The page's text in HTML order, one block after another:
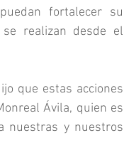
fortalecer su
realizan desde el
que estas acciones
Ávila, quien es
nuestras y nuestros